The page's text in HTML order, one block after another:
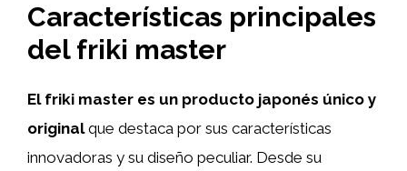
Características principales
del friki master
El friki master es un producto japonés único y
originalque destaca por sus características
innovadoras y su diseño peculiar. Desde su